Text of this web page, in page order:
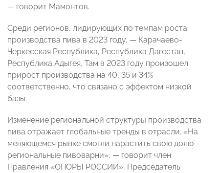
— говорит Мамонтов.
Среди регионов, лидирующих по темпам роста
производства пива в 2023 году, — Карачаево-
Черкесская Республика, Республика Дагестан,
Республика Адыгея, Там в 2023 году произошел
прирост производства на 40, 35 и 34%
соответственно, что связано с эффектом низкой
базы.
Изменение региональной структуры производства
пива отражает глобальные тренды в отрасли. «На
меняющемся рынке смогли нарастить свою долю
региональные пивоварни», — говорит член
Правления «ОПОРЫ РОССИИ», Председатель